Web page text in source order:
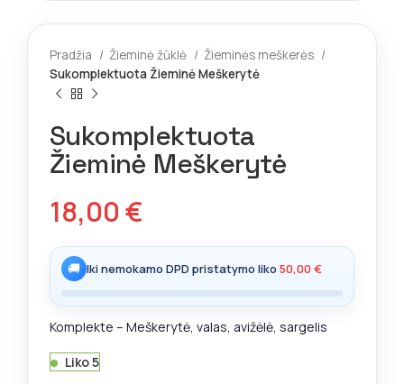
Pradžia Žieminė žūklė
Žieminės meškerės
Sukomplektuota Žieminė Meškerytė
Sukomplektuota
Žieminė Meškerytė
18,00€
🚚 Iki nemokamo DPD pristatymo liko 50,00€
Komplekte – Meškerytė, valas, avižėlė, sargelis
Liko 5